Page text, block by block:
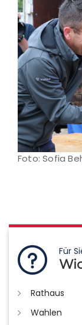
Foto: Sofia
Für
Rathaus
Wahlen